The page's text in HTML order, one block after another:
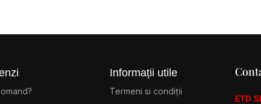
Informații utile
Termeni si condiții
ETD